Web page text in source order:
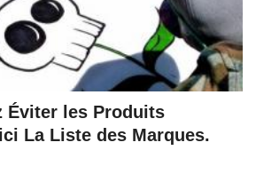
Éviter les Produits
La Liste des Marques.